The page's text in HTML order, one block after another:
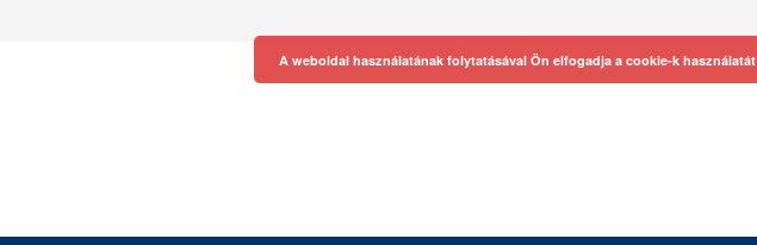
A weboldal használatának folytatásával Ön elfogadja a cookie-k használatát